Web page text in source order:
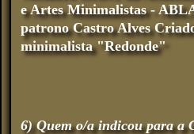
e Artes Minimalistas -
patrono Castro Alves
minimalista "Redonde"
6) Quem o/a indicou para a